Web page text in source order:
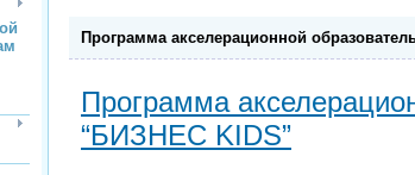
Программа акселерационной
Программа
“БИЗНЕС KIDS”